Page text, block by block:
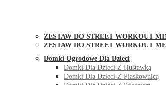
ZESTAW DO STREET WORKOUT
ZESTAW DO STREET WORKOUT
Domki Ogrodowe Dla Dzieci
Domki Dla Dzieci Z Huśtawką
Domki Dla Dzieci Z Piaskownicą